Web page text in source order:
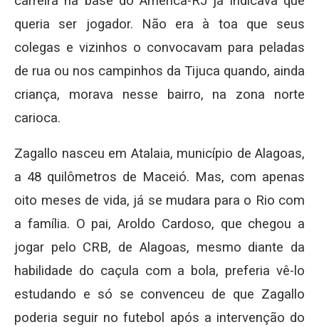
queria ser jogador. Não era à toa que seus
colegas e vizinhos o convocavam para peladas
de rua ou nos campinhos da Tijuca quando, ainda
criança, morava nesse bairro, na zona norte
carioca.
Zagallo nasceu em Atalaia, município de Alagoas,
a 48 quilômetros de Maceió. Mas, com apenas
oito meses de vida, já se mudara para o Rio com
a família. O pai, Aroldo Cardoso, que chegou a
jogar pelo CRB, de Alagoas, mesmo diante da
habilidade do caçula com a bola, preferia vê-lo
estudando e só se convenceu de que Zagallo
poderia seguir no futebol após a intervenção do